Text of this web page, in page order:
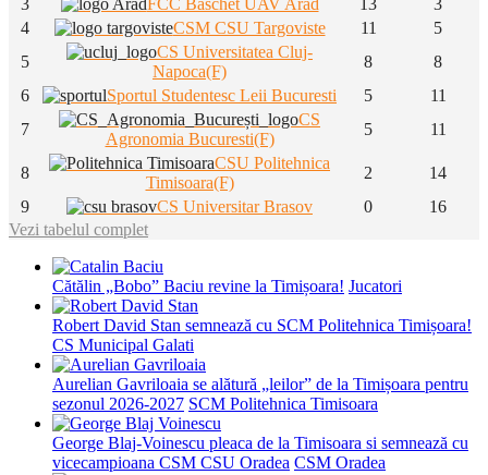
3
FCC Baschet UAV Arad 13
3
4
CSM CSU Targoviste 11
5
5
CS Universitatea Cluj-
Napoca(F)
8
8
6
Sportul Studentesc Leii Bucuresti 5
11
7
CS
Agronomia Bucuresti(F)
5 11
8
CSU Politehnica
Timisoara(F)
2
14
9
CS Universitar Brasov 0
16
Vezi tabelul complet
Cătălin „Bobo” Baciu revine la Timișoara! Jucatori
Robert David Stan semnează cu SCM Politehnica Timișoara!
CS Municipal Galati
Aurelian Gavriloaia se alătură „leilor” de la Timișoara pentru
sezonul 2026-2027 SCM Politehnica Timisoara
George Blaj-Voinescu pleaca de la Timisoara si semnează cu
vicecampioana CSM CSU Oradea CSM Oradea